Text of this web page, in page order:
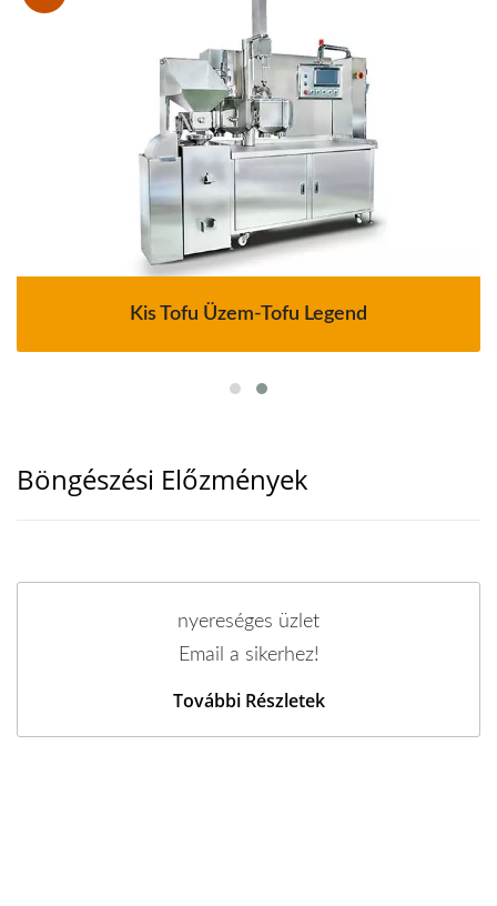
Kis Tofu Üzem-Tofu Legend
Böngészési Előzmények
nyereséges üzlet
Email a sikerhez!
További Részletek